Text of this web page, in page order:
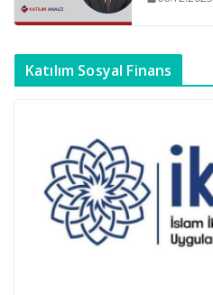
Katılım Sosyal Finans